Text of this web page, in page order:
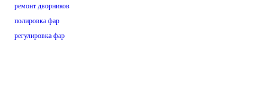
ремонт дворников
полировка фар
регулировка фар